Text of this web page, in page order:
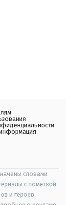
словами
с пометкой
и героев.